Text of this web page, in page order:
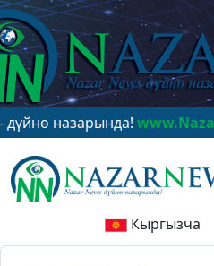
назарында!
Кыргызча